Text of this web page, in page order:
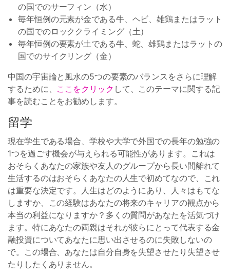
の国でのサーフィン（水）
毎年恒例の元素が金である牛、ヘビ、雄鶏またはラット
の国でのロッククライミング（土）
毎年恒例の要素が土である牛、蛇、雄鶏またはラットの
国でのサイクリング（金）
中国の宇宙論と風水の5つの要素のバランスをさらに理解
するために、 ここをクリック して、このテーマに関する記
事を読むことをお勧めします。
留学
現在学生である場合、学校や大学で外国での長年の勉強の
1つを過ごす機会が与えられる可能性があります。これは
おそらくあなたの家族や友人のグループから長い間離れて
生活するのはおそらくあなたの人生で初めてなので、これ
は重要な決定です。人生はどのようにあり、人々はもてな
しますか、この経験はあなたの将来のキャリアの観点から
本当の利益になりますか？多くの質問があなたを活気づけ
ます。特にあなたの両親はそれが彼らにとって代表する金
融投資についてあなたに思い出させるのに失敗しないの
で。この場合、あなたは自分自身を失望させたり失望させ
たりしたくありません。